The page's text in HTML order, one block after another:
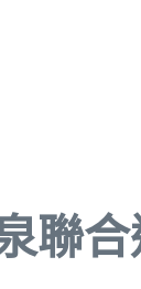
聯